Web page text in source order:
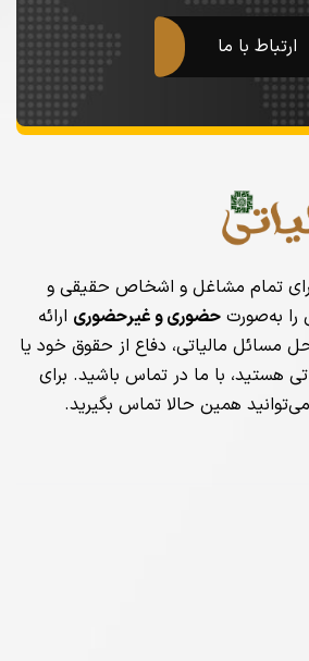
ارتباط با ما
تمام مشاغل و اشخاص حقیقی و
را به‌صورت حضوری و غیرحضوری ارائه
مسائل مالیاتی، دفاع از حقوق خود یا
هستید، با ما در تماس باشید. برای
همین حالا تماس بگیرید.